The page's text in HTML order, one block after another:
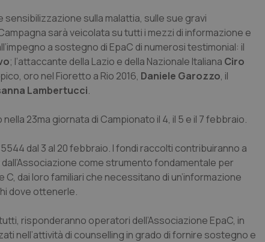
sensibilizzazione sulla malattia, sulle sue gravi
sarà veicolata su tutti i mezzi di informazione e
a sostegno di EpaC di numerosi testimonial: il
; l’attaccante della Lazio e della Nazionale Italiana Ciro
oro nel Fioretto a Rio 2016, Daniele Garozzo, il
Lambertucci.
23ma giornata di Campionato il 4, il 5 e il 7 febbraio.
dal 3 al 20 febbraio. I fondi raccolti contribuiranno a
come strumento fondamentale per
dai loro familiari che necessitano di un’informazione
dove ottenerle.
risponderanno operatori dell’Associazione EpaC, in
nell’attività di counselling in grado di fornire sostegno e